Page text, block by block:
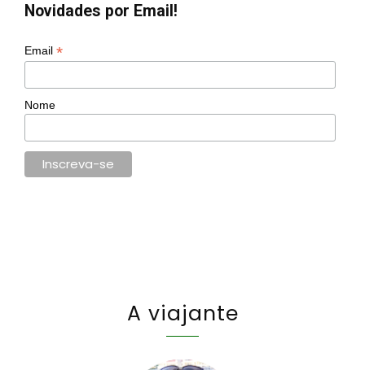
Novidades por Email!
Email *
Nome
A viajante